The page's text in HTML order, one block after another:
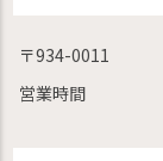
〒934-0011
営業時間